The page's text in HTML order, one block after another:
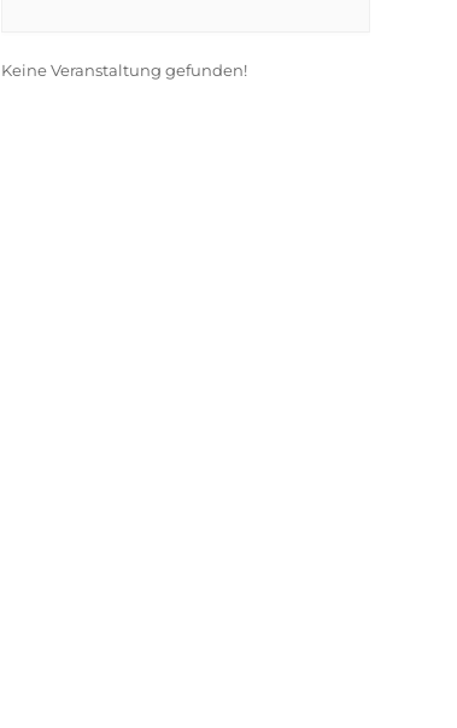
Keine Veranstaltung gefunden!